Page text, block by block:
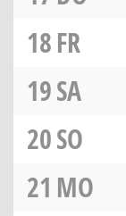
18FR
19SA
20SO
21 MO